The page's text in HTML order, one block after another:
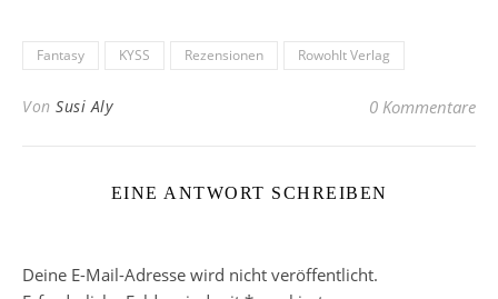
Fantasy KYSS Rezensionen Rowohlt Verlag
Von Susi Aly 0 Kommentare
EINE ANTWORT SCHREIBEN
Deine E-Mail-Adresse wird nicht veröffentlicht.